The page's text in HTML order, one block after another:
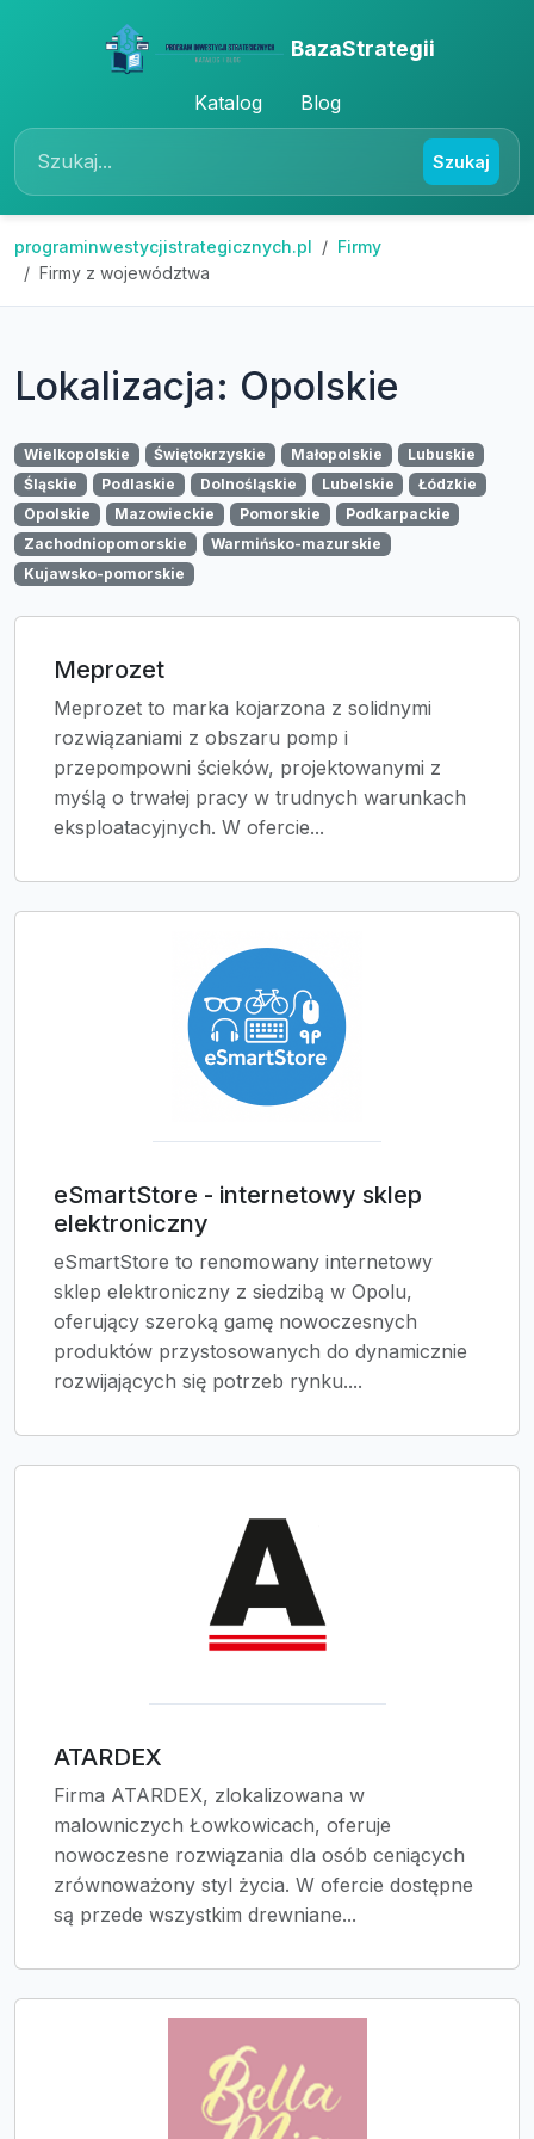
BazaStrategii
Katalog Blog
Szukaj
programinwestycjistrategicznych.pl
Firmy
Firmy z województwa
Lokalizacja: Opolskie
Wielkopolskie Świętokrzyskie Małopolskie
Lubuskie
Śląskie
Podlaskie Dolnośląskie Lubelskie
Łódzkie
Opolskie
Mazowieckie Pomorskie
Podkarpackie
Zachodniopomorskie
Warmińsko-mazurskie
Kujawsko-pomorskie
Meprozet
Meprozet to marka kojarzona z solidnymi
rozwiązaniami z obszaru pomp i
przepompowni ścieków, projektowanymi z
myślą o trwałej pracy w trudnych warunkach
eksploatacyjnych. W ofercie...
eSmartStore - internetowy sklep
elektroniczny
eSmartStore to renomowany internetowy
sklep elektroniczny z siedzibą w Opolu,
oferujący szeroką gamę nowoczesnych
produktów przystosowanych do dynamicznie
rozwijających się potrzeb rynku....
ATARDEX
Firma ATARDEX, zlokalizowana w
malowniczych Łowkowicach, oferuje
nowoczesne rozwiązania dla osób ceniących
zrównoważony styl życia. W ofercie dostępne
są przede wszystkim drewniane...